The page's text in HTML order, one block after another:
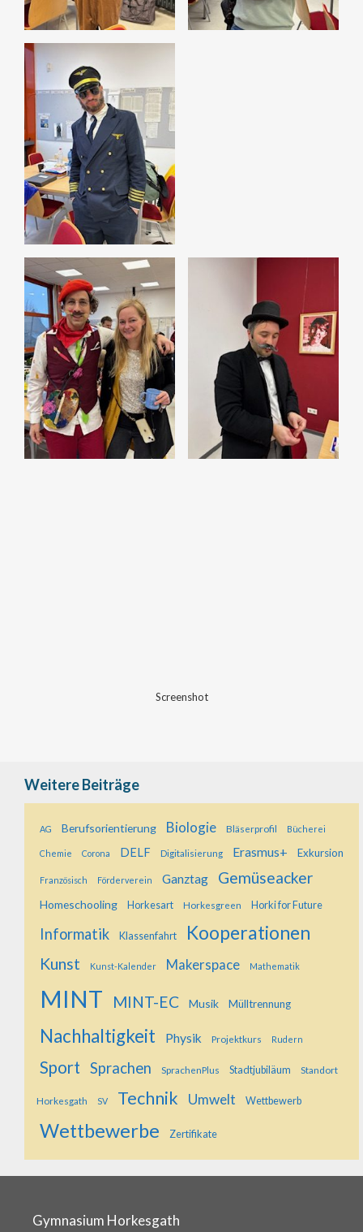
Screenshot
Weitere Beiträge
AG Berufsorientierung Biologie Bläserprofil Bücherei
Chemie Corona DELF Digitalisierung Erasmus+ Exkursion
Französisch Förderverein Ganztag Gemüseacker
Homeschooling Horkesart Horkesgreen Horki for Future
Informatik Klassenfahrt Kooperationen
Kunst Kunst-Kalender Makerspace Mathematik
MINT MINT-EC Musik Mülltrennung
Nachhaltigkeit Physik Projektkurs Rudern
Sport Sprachen SprachenPlus Stadtjubiläum Standort
Horkesgath SV Technik Umwelt Wettbewerb
Wettbewerbe Zertifikate
Gymnasium Horkesgath